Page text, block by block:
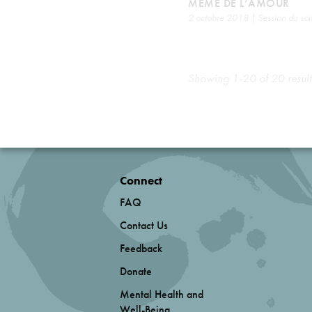
MÊME DE L’AMOUR
Connect
FAQ
Contact Us
Feedback
Donate
Mental Health and